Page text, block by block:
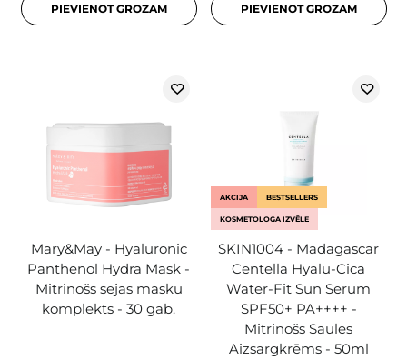
PIEVIENOT GROZAM PIEVIENOT GROZAM
Mary&May - Hyaluronic
Panthenol Hydra Mask -
Mitrinošs sejas masku
komplekts - 30 gab.
AKCIJA BESTSELLERS
KOSMETOLOGA IZVĒLE
SKIN1004 - Madagascar
Centella Hyalu-Cica
Water-Fit Sun Serum
SPF50+ PA++++ -
Mitrinošs Saules
Aizsargkrēms - 50ml